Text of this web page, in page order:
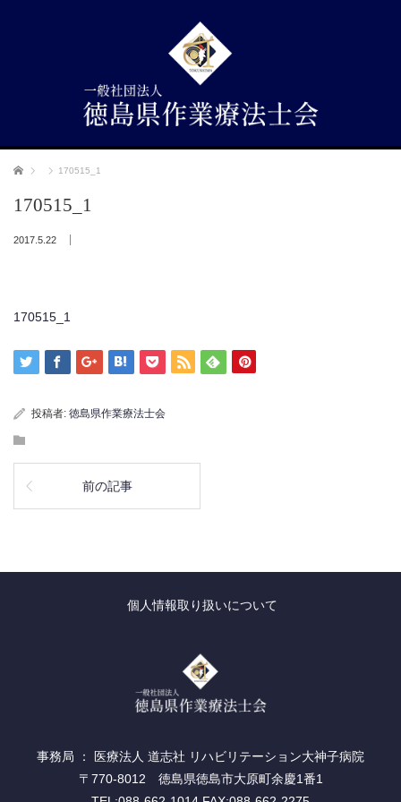
ホーム 170515_1
170515_1
2017.5.22
170515_1
投稿者: 徳島県作業療法士会
前の記事
個人情報取り扱いについて
事務局 ： 医療法人 道志社 リハビリテーション大神子病院
〒770-8012 徳島県徳島市大原町余慶1番1